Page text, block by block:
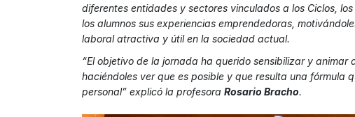
diferentes entidades y sectores vinculados a los Ciclos,
los alumnos sus experiencias emprendedoras,
laboral atractiva y útil en la sociedad actual.
“El objetivo de la jornada ha querido sensibilizar y
haciéndoles ver que es posible y que resulta una
personal” explicó la profesora Rosario Bracho.